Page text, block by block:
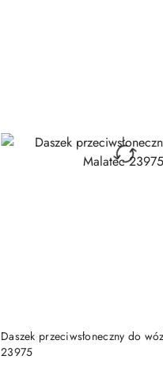
Daszek przeciwsłoneczny do
23975
PRODUKT